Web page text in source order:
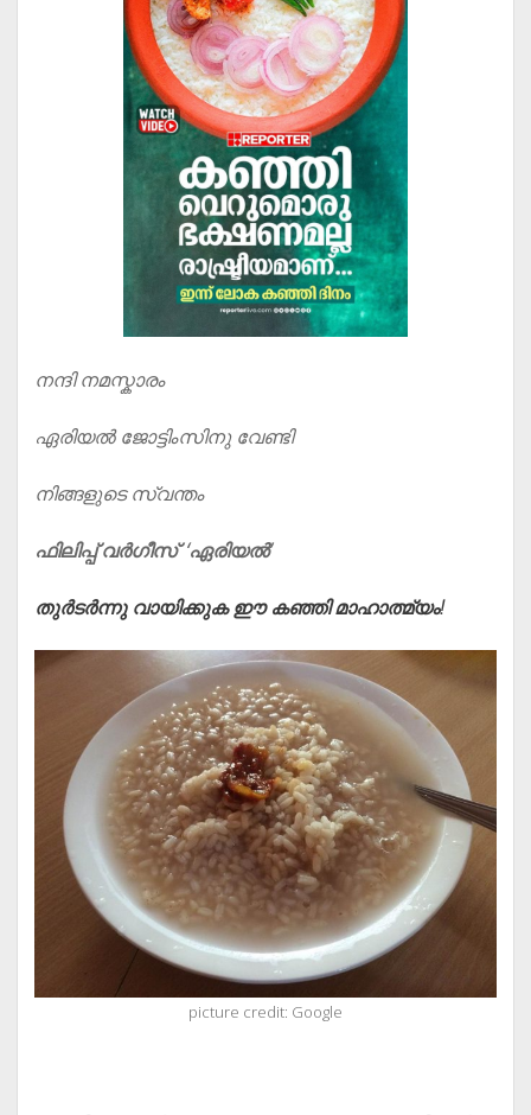
നന്ദി നമസ്കാരം
ഏരിയൽ ജോട്ടിംസിനു വേണ്ടി
നിങ്ങളുടെ സ്വന്തം
ഫിലിപ്പ് വർഗീസ് ‘ഏരിയൽ’
തുർടർന്നു വായിക്കുക ഈ കഞ്ഞി മാഹാത്മ്യം!
picture credit: Google